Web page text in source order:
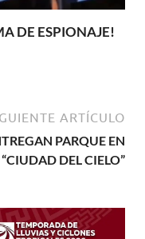
DE ESPIONAJE!
ARTÍCULO
PARQUE EN
“CIUDAD DEL CIELO”